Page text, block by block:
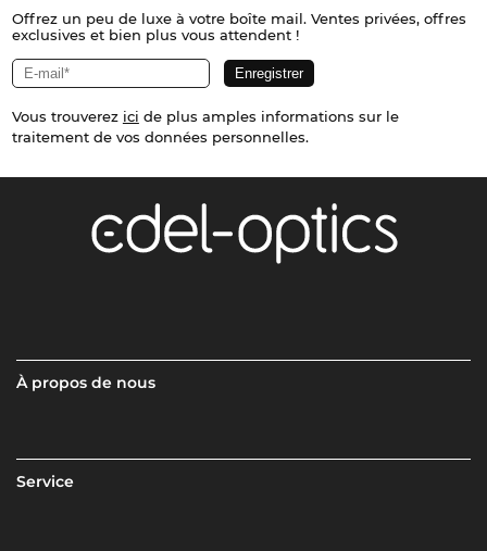
Offrez un peu de luxe à votre boîte mail. Ventes privées, offres
exclusives et bien plus vous attendent !
Vous trouverez ici de plus amples informations sur le
traitement de vos données personnelles.
À propos de nous
Service